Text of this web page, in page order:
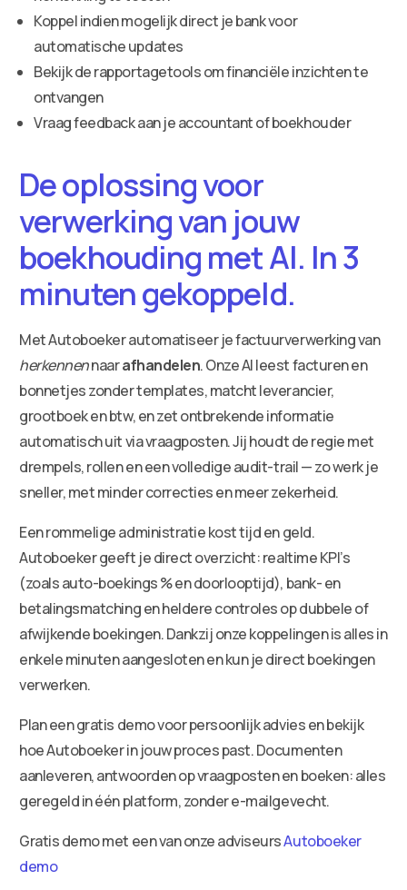
Koppel indien mogelijk direct je bank voor
automatische updates
Bekijk de rapportagetools om financiële inzichten te
ontvangen
Vraag feedback aan je accountant of boekhouder
De oplossing voor
verwerking van jouw
boekhouding met AI. In 3
minuten gekoppeld.
Met Autoboeker automatiseer je factuurverwerking van
herkennennaarafhandelen. Onze AI leest facturen en
bonnetjes zonder templates, matcht leverancier,
grootboek en btw, en zet ontbrekende informatie
automatisch uit via vraagposten. Jij houdt de regie met
drempels, rollen en een volledige audit-trail — zo werk je
sneller, met minder correcties en meer zekerheid.
Een rommelige administratie kost tijd en geld.
Autoboeker geeft je direct overzicht: realtime KPI’s
(zoals auto-boekings % en doorlooptijd), bank- en
betalingsmatching en heldere controles op dubbele of
afwijkende boekingen. Dankzij onze koppelingen is alles in
enkele minuten aangesloten en kun je direct boekingen
verwerken.
Plan een gratis demo voor persoonlijk advies en bekijk
hoe Autoboeker in jouw proces past. Documenten
aanleveren, antwoorden op vraagposten en boeken: alles
geregeld in één platform, zonder e-mailgevecht.
Gratis demo met een van onze adviseursAutoboeker
demo